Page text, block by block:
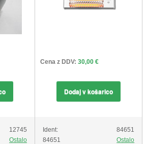
12745
Ostalo
Cena z DDV: 30,00 €
Dodaj v košarico
Ident:
84651
84651
Ostalo